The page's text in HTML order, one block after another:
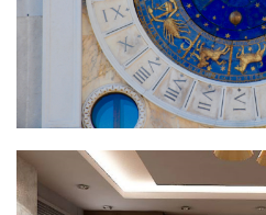
Bến Tre
Đắk Nông
Cà Mau
Vĩnh Long
Ninh Bình